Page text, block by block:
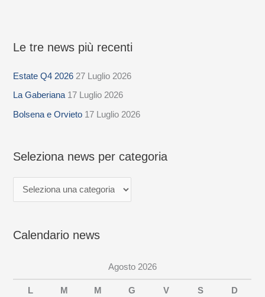
Le tre news più recenti
Estate Q4 2026 27 Luglio 2026
La Gaberiana 17 Luglio 2026
Bolsena e Orvieto 17 Luglio 2026
Seleziona news per categoria
S
l
e
z
n
w
Calendario news
Agosto 2026
L M M G V S D